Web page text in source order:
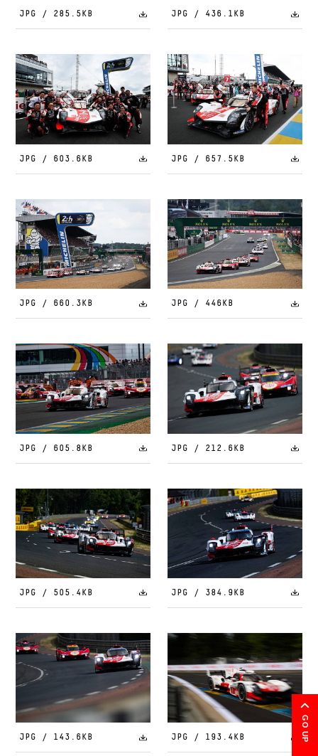
JPG / 285.5KB JPG / 436.1KB
JPG / 603.6KB JPG / 657.5KB
JPG / 660.3KB JPG / 446KB
JPG / 605.8KB JPG / 212.6KB
JPG / 505.4KB JPG / 384.9KB
JPG / 143.6KB JPG / 193.4KB GO UP